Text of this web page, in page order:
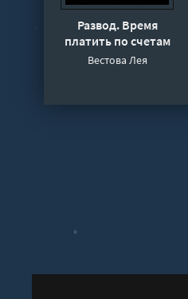
Развод. Время
платить по счетам
- Лея Вестова
Вестова Лея